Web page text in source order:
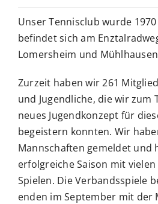
Suche
nach:
Unser Tennisclub wurde
befindet sich am
Lomersheim und
Zurzeit haben wir 261
und Jugendliche, die wir zum
neues Jugendkonzept für
begeistern konnten. Wir
Mannschaften gemeldet und
erfolgreiche Saison mit
Spielen. Die Verbandsspiele
enden im September mit der